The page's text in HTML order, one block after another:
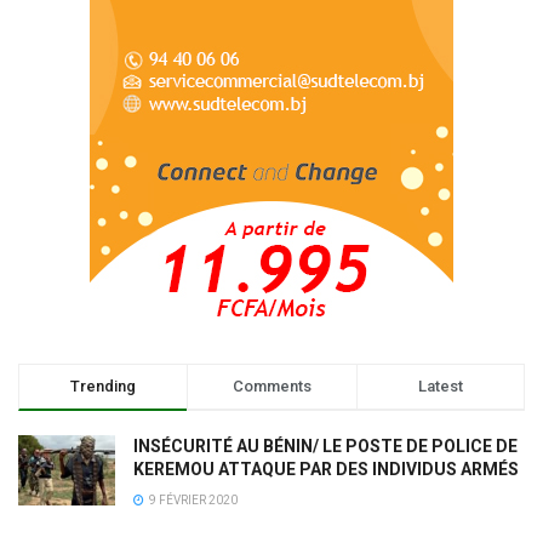
Trending Comments Latest
INSÉCURITÉ AU BÉNIN/ LE POSTE DE POLICE DE
KEREMOU ATTAQUE PAR DES INDIVIDUS ARMÉS
9 FÉVRIER 2020